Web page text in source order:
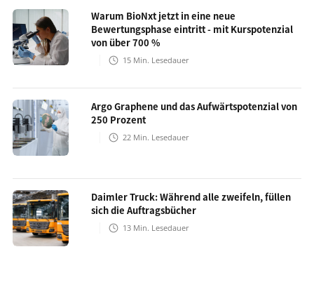
Warum BioNxt jetzt in eine neue
Bewertungsphase eintritt - mit Kurspotenzial
von über 700 %
15 Min. Lesedauer
Argo Graphene und das Aufwärtspotenzial von
250 Prozent
22 Min. Lesedauer
Daimler Truck: Während alle zweifeln, füllen
sich die Auftragsbücher
13 Min. Lesedauer